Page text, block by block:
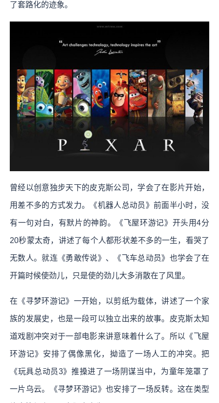
了套路化的迹象。
曾经以创意独步天下的皮克斯公司，学会了在影片开始，
用差不多的方式发力。《机器人总动员》前面半小时，没
有一句对白，有默片的神韵。《飞屋环游记》开头用4分
20秒蒙太奇，讲述了每个人都形状差不多的一生，看哭了
无数人。就连《勇敢传说》、《飞车总动员》也学会了在
开篇时候使劲儿，只是使的劲儿大多消散在了风里。
在《寻梦环游记》一开始，以剪纸为载体，讲述了一个家
族的发展史，也是一段可以独立出来的故事。皮克斯太知
道戏剧冲突对于一部电影来讲意味着什么了。所以《飞屋
环游记》安排了偶像黑化，拗造了一场人工的冲突。把
《玩具总动员3》推搡进了一场阴谋当中，为童年笼罩了
一片乌云。《寻梦环游记》也安排了一场反转。这在类型